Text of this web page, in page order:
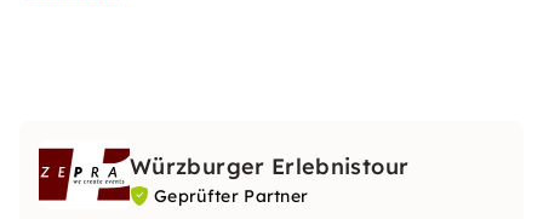
Würzburger Erlebnistour
Geprüfter Partner